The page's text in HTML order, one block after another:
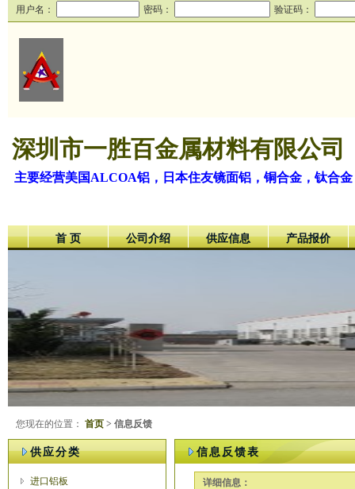
用户名： 密码： 验证码：
深圳市一胜百金属材料有限公司
主要经营美国ALCOA铝，日本住友镜面铝，铜合金，钛合
首 页 公司介绍 供应信息 产品报价
您现在的位置： 首页 > 信息反馈
供应分类
进口铝板
信息反馈表
详细信息：